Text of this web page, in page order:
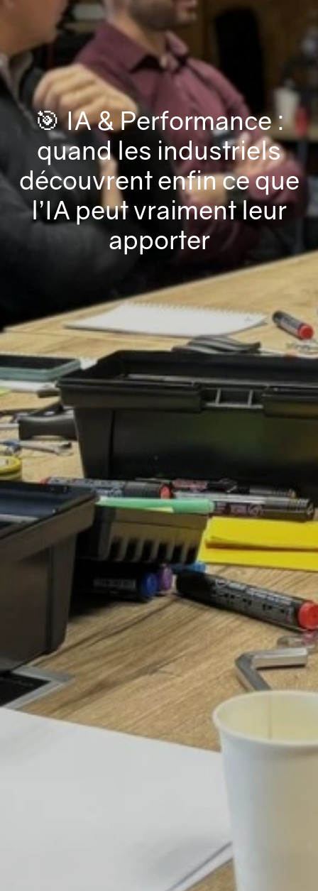
🎯 IA & Performance :
quand les industriels
découvrent enfin ce que
l’IA peut vraiment leur
apporter